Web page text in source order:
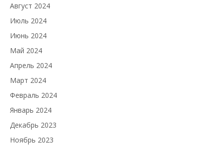
Август 2024
Июль 2024
Июнь 2024
Май 2024
Апрель 2024
Март 2024
Февраль 2024
Январь 2024
Декабрь 2023
Ноябрь 2023